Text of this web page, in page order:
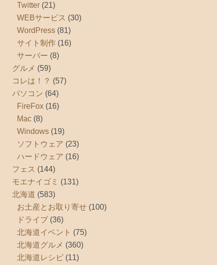
Twitter (21)
WEBサービス (30)
WordPress (81)
サイト制作 (16)
サーバー (8)
グルメ (59)
コレは！？ (57)
パソコン (64)
FireFox (16)
Mac (8)
Windows (19)
ソフトウェア (23)
ハードウェア (16)
フェス (144)
モエナイゴミ (131)
北海道 (583)
お土産とお取り寄せ (100)
ドライブ (36)
北海道イベント (75)
北海道グルメ (360)
北海道レシピ (11)